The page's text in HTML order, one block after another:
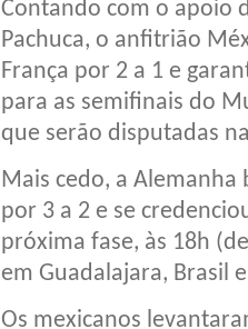
Contando com o apoio
Pachuca, o anfitrião
França por 2 a 1 e
para as semifinais do
que serão disputadas
Mais cedo, a
por 3 a 2 e se
próxima fase, às 18h
em Guadalajara, Brasil
Os mexicanos